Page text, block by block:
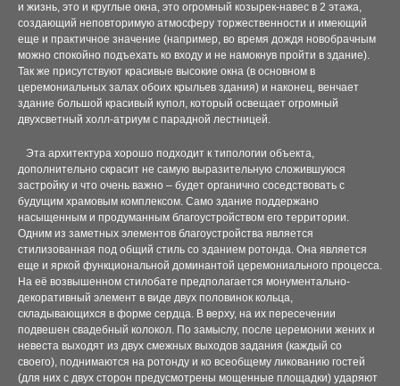
НАЦ. ЦЕНТР УЗБЕКИСТАН
РЕКОНСТРУКЦИЯ АБК, ЮГО-ЗАПАДНЫЙ ПРОМУЗЕЛ,
ЭСКИЗНЫЙ ПРОЕКТ СТО
ЭСКИЗНЫЙ ПРОЕКТ ФОРМИРОВАНИЯ ЗАСТРОЙКИ
ПАВИЛЬОН ДЕТСКИХ МЕРОПРИЯТИЙ (ЮГРА-МОЛЛ)
ЗДАНИЕ АДМИНИСТРАТИВНО-ДИСПЕТЧЕРСКОЙ
ЦЕНТР ЭНЕРГЕТИЧЕСКИХ УСЛУГ
ЭСКИЗНЫЙ ПРОЕКТ ОТКРЫТОГО
ОБЪЕКТ СОЦИАЛЬНОГО НАЗНАЧЕНИЯ "ДЕТСКИЙ
и жизнь, это и круглые окна, это огромный козырек-навес в 2 этажа,
создающий неповторимую атмосферу торжественности и имеющий
еще и практичное значение (например, во время дождя новобрачным
можно спокойно подъехать ко входу и не намокнув пройти в здание).
Так же присутствуют красивые высокие окна (в основном в
церемониальных залах обоих крыльев здания) и наконец, венчает
здание большой красивый купол, который освещает огромный
двухсветный холл-атриум с парадной лестницей.
Эта архитектура хорошо подходит к типологии объекта,
дополнительно скрасит не самую выразительную сложившуюся
застройку и что очень важно – будет органично соседствовать с
будущим храмовым комплексом. Само здание поддержано
насыщенным и продуманным благоустройством его территории.
Одним из заметных элементов благоустройства является
стилизованная под общий стиль со зданием ротонда. Она является
еще и яркой функциональной доминантой церемониального процесса.
На её возвышенном стилобате предполагается монументально-
декоративный элемент в виде двух половинок кольца,
складывающихся в форме сердца. В верху, на их пересечении
подвешен свадебный колокол. По замыслу, после церемонии жених и
невеста выходят из двух смежных выходов задания (каждый со
своего), поднимаются на ротонду и ко всеобщему ликованию гостей
(для них с двух сторон предусмотрены мощенные площадки) ударяют